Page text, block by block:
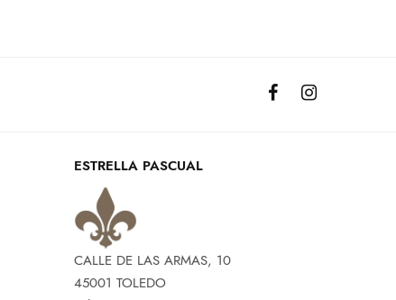
ESTRELLA PASCUAL
CALLE DE LAS ARMAS, 10
45001 TOLEDO